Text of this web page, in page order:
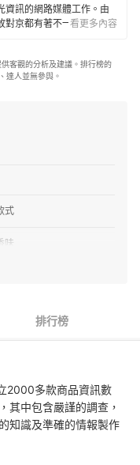
資訊的網路媒體工作。由
對京都有著不一樣的情
看更多內容
客觀的分析及建議。排行榜的
達人並無參與。
式
味
排行榜
2000多款商品資訊數
其中包含嚴謹的調查，
知識及準確的情報製作